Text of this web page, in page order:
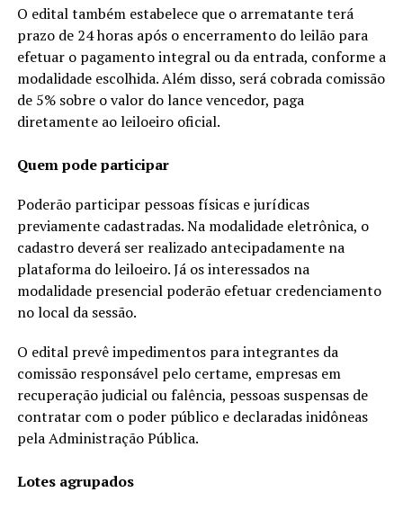
O edital também estabelece que o arrematante terá
prazo de 24 horas após o encerramento do leilão para
efetuar o pagamento integral ou da entrada, conforme a
modalidade escolhida. Além disso, será cobrada comissão
de 5% sobre o valor do lance vencedor, paga
diretamente ao leiloeiro oficial.
Quem pode participar
Poderão participar pessoas físicas e jurídicas
previamente cadastradas. Na modalidade eletrônica, o
cadastro deverá ser realizado antecipadamente na
plataforma do leiloeiro. Já os interessados na
modalidade presencial poderão efetuar credenciamento
no local da sessão.
O edital prevê impedimentos para integrantes da
comissão responsável pelo certame, empresas em
recuperação judicial ou falência, pessoas suspensas de
contratar com o poder público e declaradas inidôneas
pela Administração Pública.
Lotes agrupados